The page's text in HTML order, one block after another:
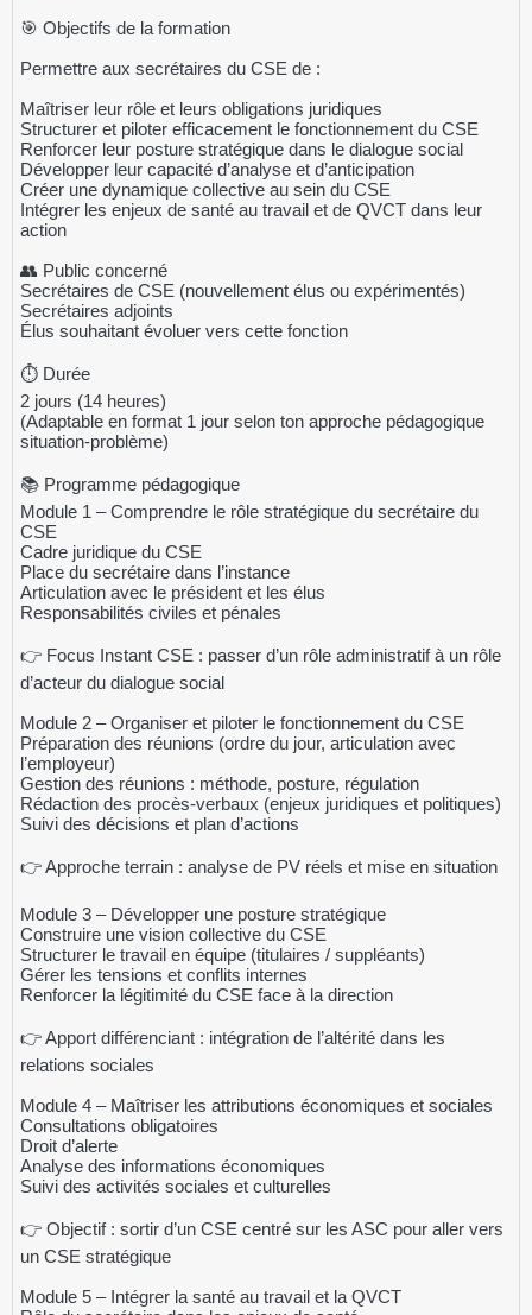
🎯 Objectifs de la formation
Permettre aux secrétaires du CSE de :
Maîtriser leur rôle et leurs obligations juridiques
Structurer et piloter efficacement le fonctionnement du CSE
Renforcer leur posture stratégique dans le dialogue social
Développer leur capacité d’analyse et d’anticipation
Créer une dynamique collective au sein du CSE
Intégrer les enjeux de santé au travail et de QVCT dans leur
action
👥 Public concerné
Secrétaires de CSE (nouvellement élus ou expérimentés)
Secrétaires adjoints
Élus souhaitant évoluer vers cette fonction
⏱️ Durée
2 jours (14 heures)
(Adaptable en format 1 jour selon ton approche pédagogique
situation-problème)
📚 Programme pédagogique
Module 1 – Comprendre le rôle stratégique du secrétaire du
CSE
Cadre juridique du CSE
Place du secrétaire dans l’instance
Articulation avec le président et les élus
Responsabilités civiles et pénales
👉 Focus Instant CSE : passer d’un rôle administratif à un rôle
d’acteur du dialogue social
Module 2 – Organiser et piloter le fonctionnement du CSE
Préparation des réunions (ordre du jour, articulation avec
l’employeur)
Gestion des réunions : méthode, posture, régulation
Rédaction des procès-verbaux (enjeux juridiques et politiques)
Suivi des décisions et plan d’actions
👉 Approche terrain : analyse de PV réels et mise en situation
Module 3 – Développer une posture stratégique
Construire une vision collective du CSE
Structurer le travail en équipe (titulaires / suppléants)
Gérer les tensions et conflits internes
Renforcer la légitimité du CSE face à la direction
👉 Apport différenciant : intégration de l’altérité dans les
relations sociales
Module 4 – Maîtriser les attributions économiques et sociales
Consultations obligatoires
Droit d’alerte
Analyse des informations économiques
Suivi des activités sociales et culturelles
👉 Objectif : sortir d’un CSE centré sur les ASC pour aller vers
un CSE stratégique
Module 5 – Intégrer la santé au travail et la QVCT